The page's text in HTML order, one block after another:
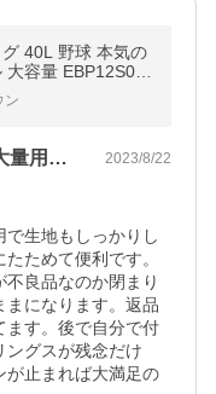
40L 野球 本気の
容量 EBP12S07
グ マルチバッグ
ン
高校生の息子の遠征用に購入。大量用で生… 2023/8/22
生地もしっかりし
ためて便利です。
良品なのか閉まり
まになります。返品
ます。後で自分で付
ングスが残念だけ
止まれば大満足の